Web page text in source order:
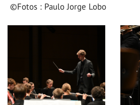
©Fotos : Paulo Jorge Lobo